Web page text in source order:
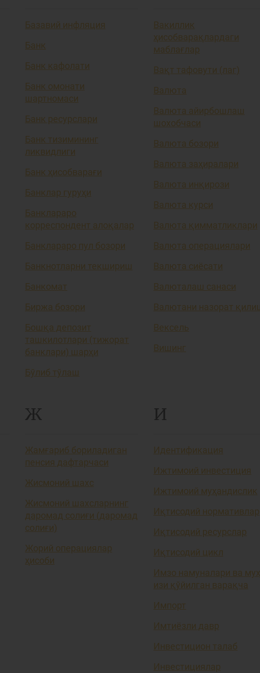
Базавий инфляция
Банк
Банк кафолати
Банк омонати
шартномаси
Банк ресурслари
Банк тизимининг
ликвидлиги
Банк ҳисобварағи
Банклар гуруҳи
Банклараро
корреспондент алоқалар
Банклараро пул бозори
Банкнотларни текшириш
Банкомат
Биржа бозори
Бошқа депозит
ташкилотлари (тижорат
банклари) шарҳи
Бўлиб тўлаш
Вакиллик
ҳисобварақлардаги
маблағлар
Вақт тафовути (лаг)
Валюта
Валюта айирбошлаш
шохобчаси
Валюта бозори
Валюта заҳиралари
Валюта инқирози
Валюта курси
Валюта қимматликлари
Валюта операциялари
Валюта сиёсати
Валюталаш санаси
Валютани назорат
Вексель
Вишинг
Ж
Жамғариб бориладиган
пенсия дафтарчаси
Жисмоний шахс
Жисмоний шахсларнинг
даромад солиғи (даромад
солиғи)
Жорий операциялар
ҳисоби
И
Идентификация
Ижтимоий инвестиция
Ижтимоий муҳандислик
Иқтисодий нормативлар
Иқтисодий ресурслар
Иқтисодий цикл
Имзо намуналари ва
изи қўйилган варақча
Импорт
Имтиёзли давр
Инвестицион талаб
Инвестициялар